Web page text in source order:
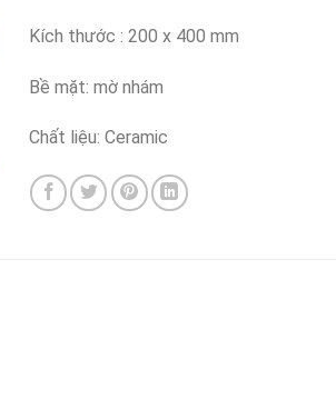
Kích thước : 200 x 400 mm
Bề mặt: mờ nhám
Chất liệu: Ceramic